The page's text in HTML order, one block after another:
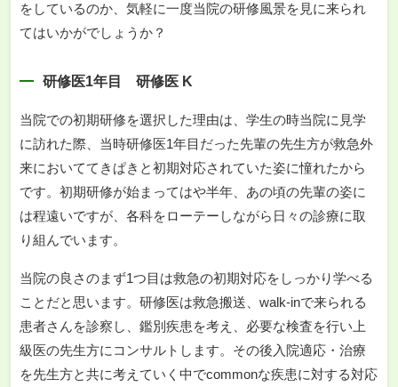
をしているのか、気軽に一度当院の研修風景を見に来られ
てはいかがでしょうか？
研修医1年目 研修医 K
当院での初期研修を選択した理由は、学生の時当院に見学
に訪れた際、当時研修医1年目だった先輩の先生方が救急外
来においててきぱきと初期対応されていた姿に憧れたから
です。初期研修が始まってはや半年、あの頃の先輩の姿に
は程遠いですが、各科をローテーしながら日々の診療に取
り組んでいます。
当院の良さのまず1つ目は救急の初期対応をしっかり学べる
ことだと思います。研修医は救急搬送、walk-inで来られる
患者さんを診察し、鑑別疾患を考え、必要な検査を行い上
級医の先生方にコンサルトします。その後入院適応・治療
を先生方と共に考えていく中でcommonな疾患に対する対応